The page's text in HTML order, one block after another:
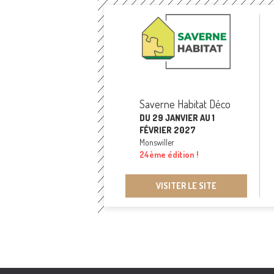
Saverne Habitat Déco
DU 29 JANVIER AU 1
FÉVRIER 2027
Monswiller
24ème édition !
VISITER LE SITE